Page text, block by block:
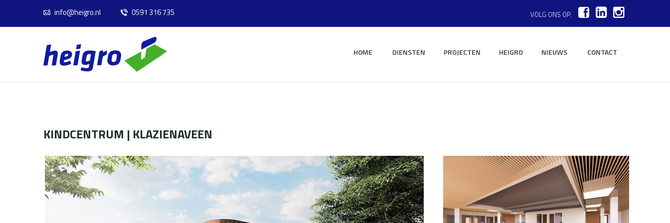
info@heigro.nl 0591 316 735 VOLG ONS OP:
HOME DIENSTEN PROJECTEN HEIGRO NIEUWS CONTACT
KINDCENTRUM | KLAZIENAVEEN